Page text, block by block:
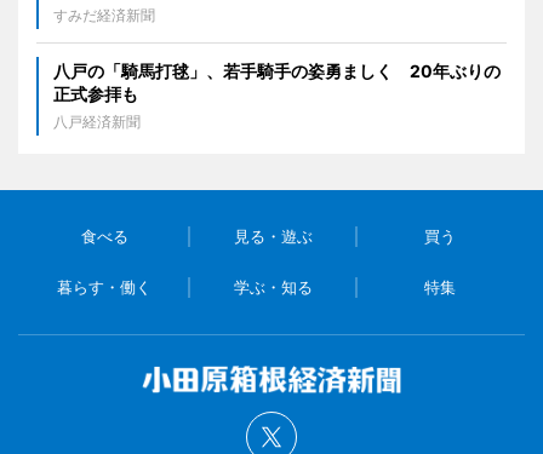
すみだ経済新聞
八戸の「騎馬打毬」、若手騎手の姿勇ましく 20年ぶりの
正式参拝も
八戸経済新聞
食べる 見る・遊ぶ 買う
暮らす・働く 学ぶ・知る 特集